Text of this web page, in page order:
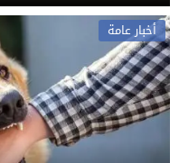
أخبار عامة